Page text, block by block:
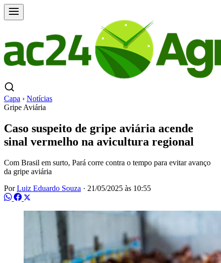
Capa › Notícias
Gripe Aviária
Caso suspeito de gripe aviária acende
sinal vermelho na avicultura regional
Com Brasil em surto, Pará corre contra o tempo para evitar avanço
da gripe aviária
PorLuiz Eduardo Souza · 21/05/2025 às 10:55